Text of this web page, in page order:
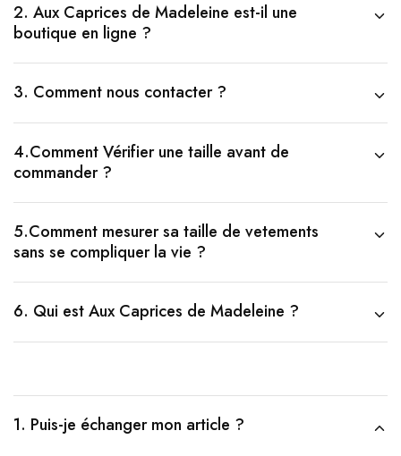
2. Aux Caprices de Madeleine est-il une
boutique en ligne ?
3. Comment nous contacter ?
4.Comment Vérifier une taille avant de
commander ?
5.Comment mesurer sa taille de vetements
sans se compliquer la vie ?
6. Qui est Aux Caprices de Madeleine ?
1. Puis-je échanger mon article ?